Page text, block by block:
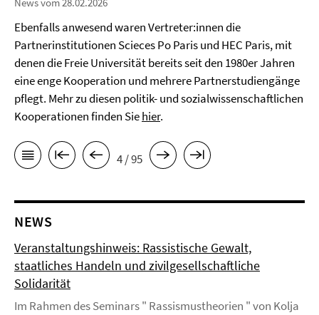
Ebenfalls anwesend waren Vertreter:innen die
Partnerinstitutionen Scieces Po Paris und HEC Paris, mit
denen die Freie Universität bereits seit den 1980er Jahren
eine enge Kooperation und mehrere Partnerstudiengänge
pflegt. Mehr zu diesen politik- und sozialwissenschaftlichen
Kooperationen finden Siehier.
4 / 95
NEWS
Veranstaltungshinweis: Rassistische Gewalt,
staatliches Handeln und zivilgesellschaftliche
Solidarität
Im Rahmen des Seminars " Rassismustheorien " von Kolja